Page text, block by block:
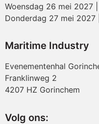
Woensdag 26 mei 2027
Donderdag 27 mei 2027
Maritime Industry
Evenementenhal
Franklinweg 2
4207 HZ Gorinchem
Volg ons: